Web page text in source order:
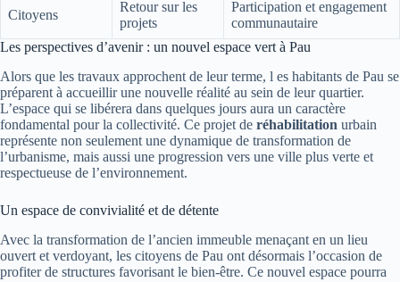
Citoyens
Retour sur les
projets
Participation et engagement
communautaire
Les perspectives d’avenir : un nouvel espace vert à Pau
Alors que les travaux approchent de leur terme, l es habitants de Pau se
préparent à accueillir une nouvelle réalité au sein de leur quartier.
L’espace qui se libérera dans quelques jours aura un caractère
fondamental pour la collectivité. Ce projet de réhabilitation urbain
représente non seulement une dynamique de transformation de
l’urbanisme, mais aussi une progression vers une ville plus verte et
respectueuse de l’environnement.
Un espace de convivialité et de détente
Avec la transformation de l’ancien immeuble menaçant en un lieu
ouvert et verdoyant, les citoyens de Pau ont désormais l’occasion de
profiter de structures favorisant le bien-être. Ce nouvel espace pourra